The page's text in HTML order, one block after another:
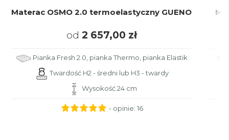
Materac OSMO 2.0 termoelastyczny GUENO
od 2 657,00 zł
Pianka Fresh 2.0, pianka Thermo, pianka Elastik
Twardość H2 - średni lub H3 - twardy
Wysokość 24 cm
- opinie: 16